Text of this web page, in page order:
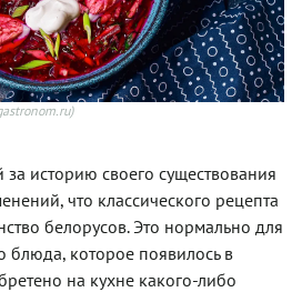
историю своего существования
что классического рецепта
белорусов. Это нормально для
блюда, которое появилось в
на кухне какого-либо